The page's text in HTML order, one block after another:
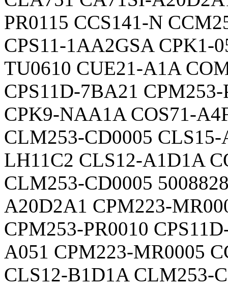
PR0115 CCS141-N
CPS11-1AA2GSA CPK1-
TU0610 CUE21-A1A
CPS11D-7BA21
CPK9-NAA1A COS71-
CLM253-CD0005
LH11C2 CLS12-A1D1A
CLM253-CD0005
A20D2A1 CPM223-
CPM253-PR0010
A051 CPM223-MR0005
CLS12-B1D1A CLM253-